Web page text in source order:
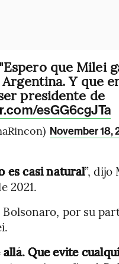
que Milei
Y que
presidente de
esGG6cgJTa
November 18,
es casi natural”,
2021.
por su
Que evite